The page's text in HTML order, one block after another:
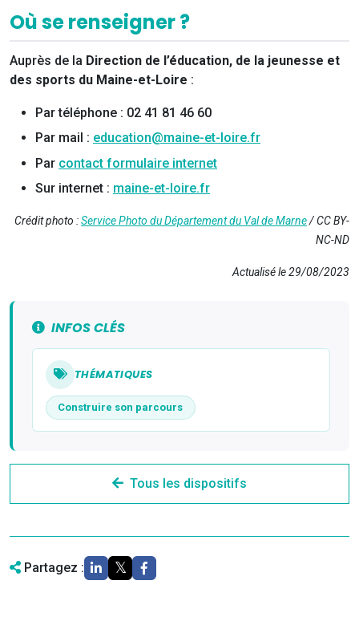
Où se renseigner ?
Auprès de la Direction de l’éducation, de la jeunesse et
des sports du Maine-et-Loire :
Par téléphone : 02 41 81 46 60
Par mail : education@maine-et-loire.fr
Par contact formulaire internet
Sur internet : maine-et-loire.fr
Crédit photo :Service Photo du Département du Val de Marne/ CC BY-
NC-ND
Actualisé le 29/08/2023
INFOS CLÉS
THÉMATIQUES
Construire son parcours
Tous les dispositifs
Partagez :